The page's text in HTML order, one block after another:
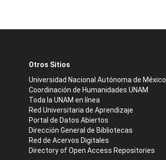
Otros Sitios
Universidad Nacional Autónoma de México
Coordinación de Humanidades UNAM
Toda la UNAM en línea
Red Universitaria de Aprendizaje
Portal de Datos Abiertos
Dirección General de Bibliotecas
Red de Acervos Digitales
Directory of Open Access Repositories